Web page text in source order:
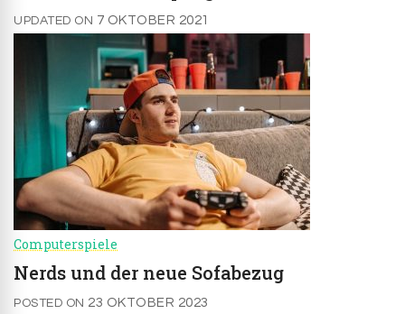
UPDATED ON 7 OKTOBER 2021
Computerspiele
Nerds und der neue Sofabezug
POSTED ON 23 OKTOBER 2023